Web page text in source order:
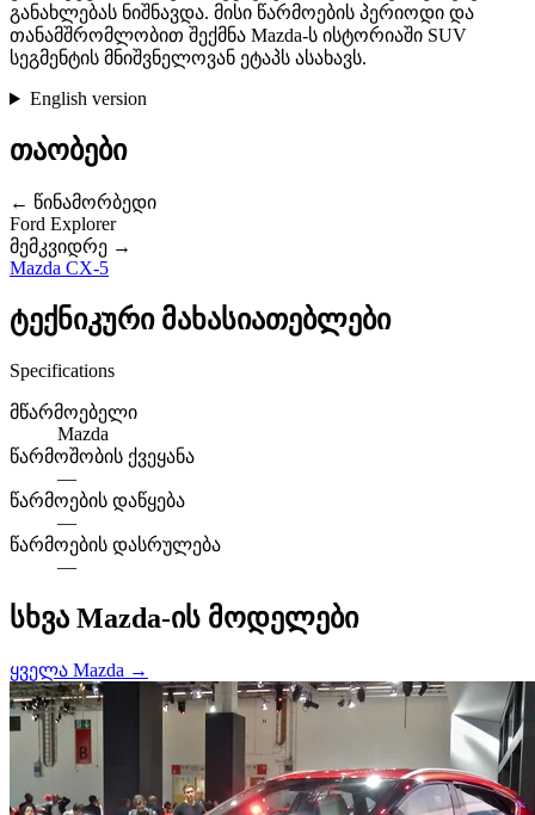
განახლებას ნიშნავდა. მისი წარმოების პერიოდი და
თანამშრომლობით შექმნა Mazda-ს ისტორიაში SUV
სეგმენტის მნიშვნელოვან ეტაპს ასახავს.
English version
თაობები
← წინამორბედი
Ford Explorer
მემკვიდრე →
Mazda CX-5
ტექნიკური მახასიათებლები
Specifications
მწარმოებელი
Mazda
წარმოშობის ქვეყანა
—
წარმოების დაწყება
—
წარმოების დასრულება
—
სხვა Mazda-ის მოდელები
ყველა Mazda →